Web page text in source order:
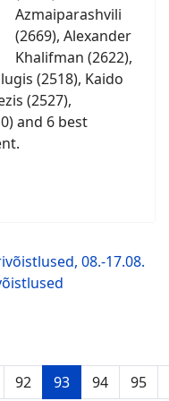
Azmaiparashvili
(2669), Alexander
Khalifman (2622),
(2518), Kaido
(2527),
and 6 best
08.-17.08.
92 93 94 95